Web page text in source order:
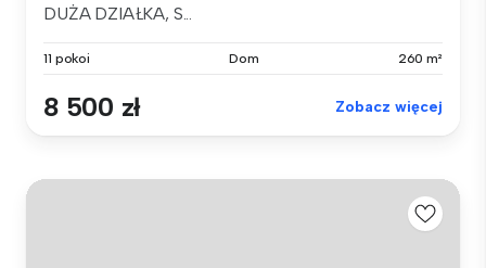
DUŻA DZIAŁKA, S...
11 pokoi Dom 260 m²
8 500 zł Zobacz więcej